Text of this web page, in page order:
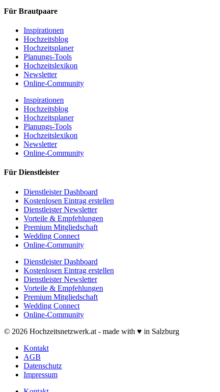
Für Brautpaare
Inspirationen
Hochzeitsblog
Hochzeitsplaner
Planungs-Tools
Hochzeitslexikon
Newsletter
Online-Community
Inspirationen
Hochzeitsblog
Hochzeitsplaner
Planungs-Tools
Hochzeitslexikon
Newsletter
Online-Community
Für Dienstleister
Dienstleister Dashboard
Kostenlosen Eintrag erstellen
Dienstleister Newsletter
Vorteile & Empfehlungen
Premium Mitgliedschaft
Wedding Connect
Online-Community
Dienstleister Dashboard
Kostenlosen Eintrag erstellen
Dienstleister Newsletter
Vorteile & Empfehlungen
Premium Mitgliedschaft
Wedding Connect
Online-Community
© 2026 Hochzeitsnetzwerk.at - made with ♥ in Salzburg
Kontakt
AGB
Datenschutz
Impressum